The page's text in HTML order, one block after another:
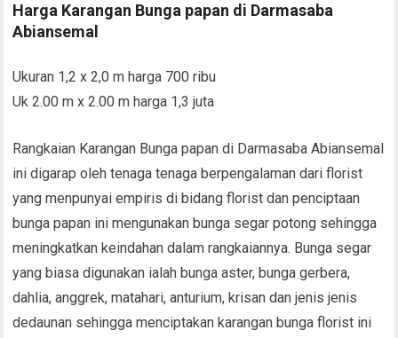
Harga Karangan Bunga papan di Darmasaba
Abiansemal
Ukuran 1,2 x 2,0 m harga 700 ribu
Uk 2.00 m x 2.00 m harga 1,3 juta
Rangkaian Karangan Bunga papan di Darmasaba Abiansemal
ini digarap oleh tenaga tenaga berpengalaman dari florist
yang menpunyai empiris di bidang florist dan penciptaan
bunga papan ini mengunakan bunga segar potong sehingga
meningkatkan keindahan dalam rangkaiannya. Bunga segar
yang biasa digunakan ialah bunga aster, bunga gerbera,
dahlia, anggrek, matahari, anturium, krisan dan jenis jenis
dedaunan sehingga menciptakan karangan bunga florist ini